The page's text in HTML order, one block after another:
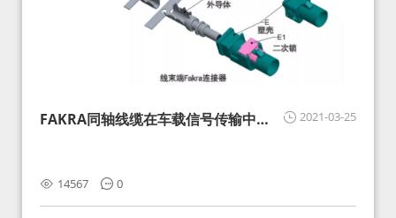
2021-03-25
FAKRA同轴线缆在车载信号传输中的
14567 0